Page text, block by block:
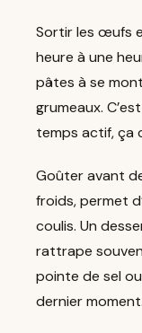
Sortir les œufs
heure à une
pâtes à se
grumeaux.
temps actif, ça
Goûter avant
froids, permet
coulis. Un
rattrape
pointe de sel
dernier moment.